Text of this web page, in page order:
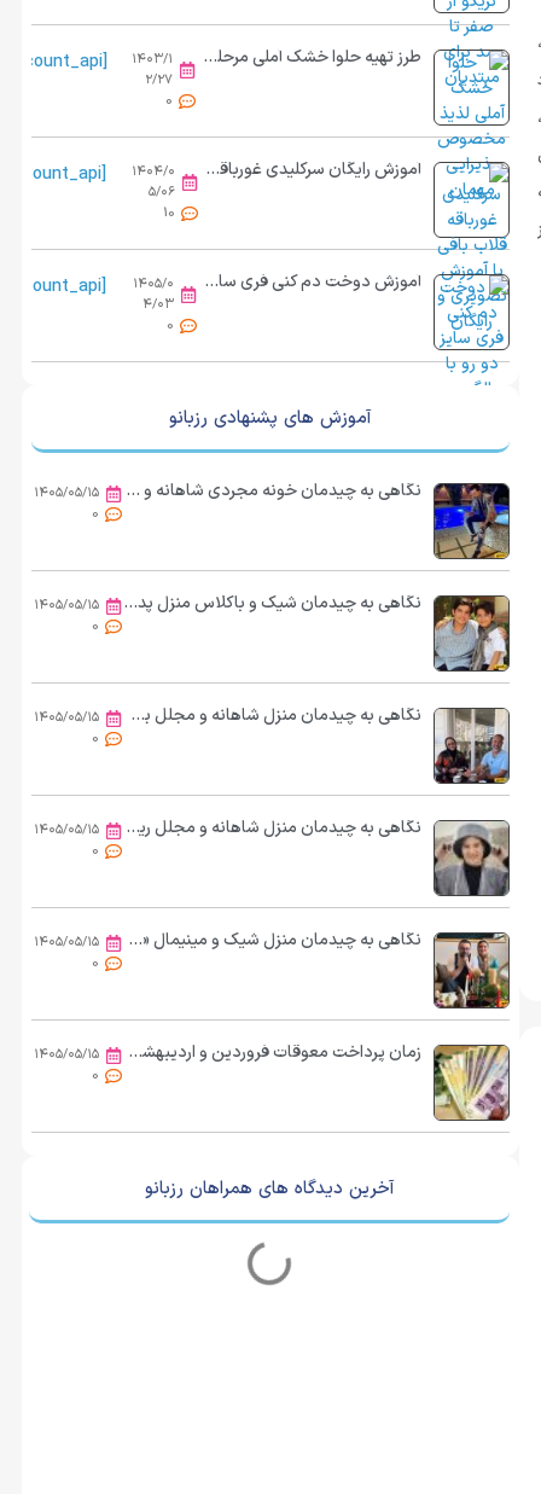
طرز تهیه حلوا خشک آملی مرحله به مرحله
۱۴۰۳/۱
۲/۲۷
0
[view_count_api]
آموزش رایگان سرکلیدی غورباقه قلاب بافی
۱۴۰۴/۰
۵/۰۶
10
[view_count_api]
آموزش دوخت دم کنی فری سایز دو رو | از برش تا کش دوزی حرفه ای
۱۴۰۵/۰
۴/۰۳
0
[view_count_api]
آموزش های پشنهادی رزبانو
نگاهی به چیدمان خونه مجردی شاهانه و شیک «مجید واشقانی»/ از استخر و مبلمان مدرن تا دکوری‌های هنری و کتابخانه پر از کتاب
۱۴۰۵/۰۵/۱۵
0
نگاهی به چیدمان شیک و باکلاس منزل پدری مانی رحمانی، جواد سریال «بچه مهندس»: از مبلمان سلطنتی و مدرن تا فرش اصیل ایرانی
۱۴۰۵/۰۵/۱۵
0
نگاهی به چیدمان منزل شاهانه و مجلل بهنوش بختیاری و همسرش/ از مبلمان سلطنتی و لوستر برنجی اعیانی تا چشم‌انداز زیبا از بالکن شیشه‌ای
۱۴۰۵/۰۵/۱۵
0
نگاهی به چیدمان منزل شاهانه و مجلل ریما رامین‌فر «هُمای پایتخت» و همسر هنرمندش،امیر جعفری/ از حیاط سرسبز و مبلمان کلاسیک تا کتابخانه پر از کتاب
۱۴۰۵/۰۵/۱۵
0
نگاهی به چیدمان منزل شیک و مینیمال «سپند امیرسلیمانی» و همسر هنرمندش «مونا کرمی»/ از کابینت‌های مدرن و نورمخفی تا دکوری‌های شیک
۱۴۰۵/۰۵/۱۵
0
زمان پرداخت معوقات فروردین و اردیبهشت بازنشستگان مشخص شد؟/ کریمی: بازنشستگان توان خرید نان و پنیر هم ندارند؛ حقوق‌ها باید ۲ماه یک‌بار تغییر کند
۱۴۰۵/۰۵/۱۵
0
آخرین دیدگاه های همراهان رزبانو